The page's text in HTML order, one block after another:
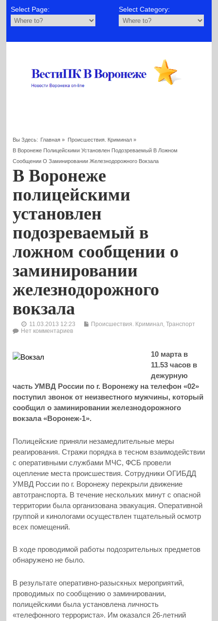
Select Page: Select Category:
Вы Здесь: Главная » Происшествия. Криминал»
В Воронеже Полицейскими Установлен Подозреваемый В Ложном
Сообщении О Заминировании Железнодорожного Вокзала
В Воронеже
полицейскими
установлен
подозреваемый в
ложном сообщении о
заминировании
железнодорожного
вокзала
11.03.2013 12:23 Происшествия. Криминал ,Транспорт
Нет комментариев
10 марта в
11.53 часов в
дежурную
часть УМВД России по г. Воронежу на телефон «02»
поступил звонок от неизвестного мужчины, который
сообщил о заминировании железнодорожного
вокзала «Воронеж-1».
Полицейские приняли незамедлительные меры
реагирования. Стражи порядка в тесном взаимодействии
с оперативными службами МЧС, ФСБ провели
оцепление места происшествия. Сотрудники ОГИБДД
УМВД России по г. Воронежу перекрыли движение
автотранспорта. В течение нескольких минут с опасной
территории была организована эвакуация. Оперативной
группой и кинологами осуществлен тщательный осмотр
всех помещений.
В ходе проводимой работы подозрительных предметов
обнаружено не было.
В результате оперативно-разыскных мероприятий,
проводимых по сообщению о заминировании,
полицейскими была установлена личность
«телефонного террориста». Им оказался 26-летний